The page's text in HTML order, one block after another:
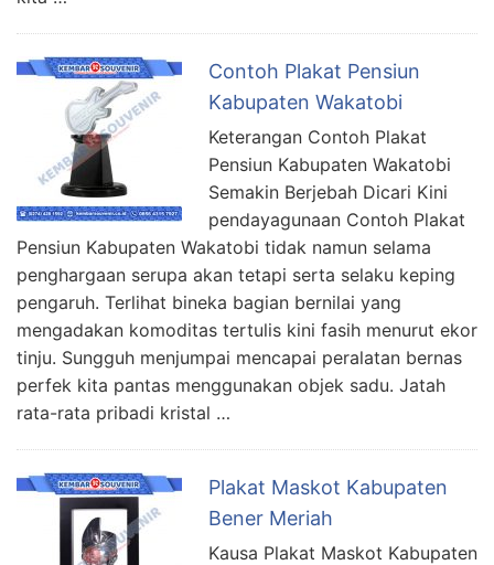
Contoh Plakat Pensiun
Kabupaten Wakatobi
Keterangan Contoh Plakat
Pensiun Kabupaten Wakatobi
Semakin Berjebah Dicari Kini
pendayagunaan Contoh Plakat
Pensiun Kabupaten Wakatobi tidak namun selama
penghargaan serupa akan tetapi serta selaku keping
pengaruh. Terlihat bineka bagian bernilai yang
mengadakan komoditas tertulis kini fasih menurut ekor
tinju. Sungguh menjumpai mencapai peralatan bernas
perfek kita pantas menggunakan objek sadu. Jatah
rata-rata pribadi kristal …
Plakat Maskot Kabupaten
Bener Meriah
Kausa Plakat Maskot Kabupaten